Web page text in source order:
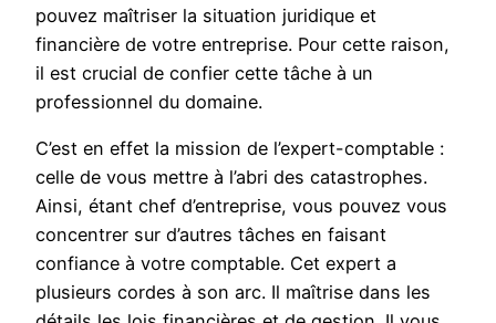
pouvez maîtriser la situation juridique et
financière de votre entreprise. Pour cette raison,
il est crucial de confier cette tâche à un
professionnel du domaine.
C’est en effet la mission de l’expert-comptable :
celle de vous mettre à l’abri des catastrophes.
Ainsi, étant chef d’entreprise, vous pouvez vous
concentrer sur d’autres tâches en faisant
confiance à votre comptable. Cet expert a
plusieurs cordes à son arc. Il maîtrise dans les